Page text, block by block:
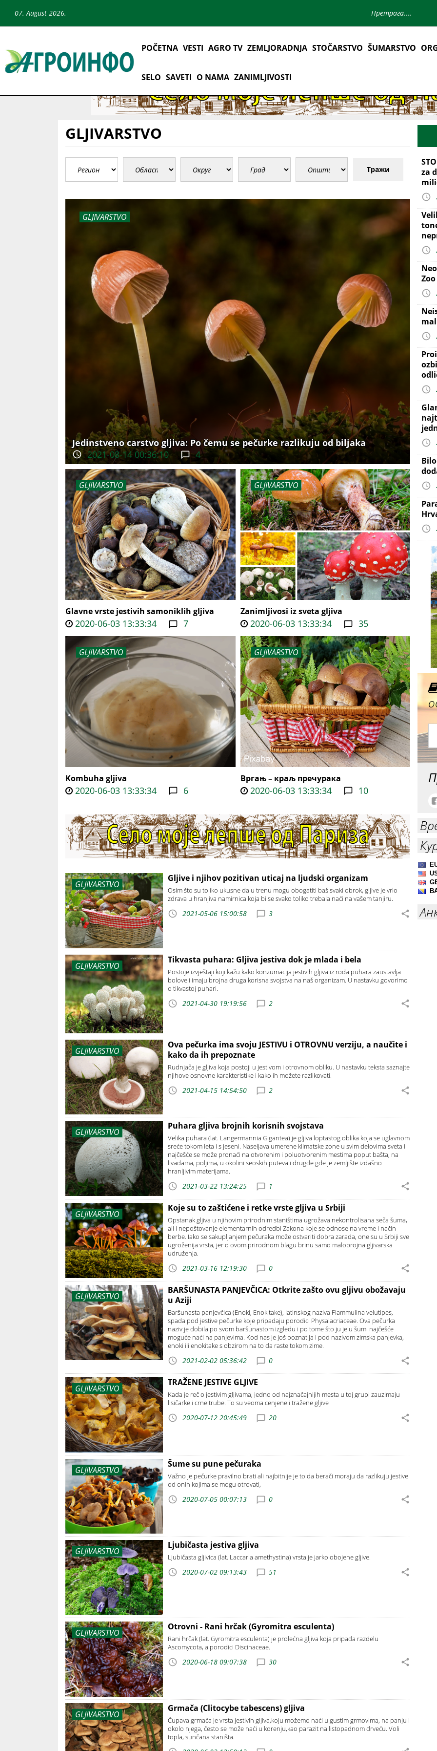
07. August 2026.
POČETNA VESTI AGRO TV ZEMLJORADNJA STOČARSTVO ŠUMARSTVO
SELO SAVETI O NAMA ZANIMLJIVOSTI
GLJIVARSTVO
Тражи
GLJIVARSTVO
Jedinstveno carstvo gljiva: Po čemu se pečurke razlikuju od biljaka
2021-08-14 00:36:10
4
GLJIVARSTVO
Glavne vrste jestivih samoniklih gljiva
2020-06-03 13:33:34 7
GLJIVARSTVO
Zanimljivosi iz sveta gljiva
2020-06-03 13:33:34 35
GLJIVARSTVO
Kombuha gljiva
2020-06-03 13:33:34 6
GLJIVARSTVO
Вргањ – краљ пречурака
2020-06-03 13:33:34 10
GLJIVARSTVO
Gljive i njihov pozitivan uticaj na ljudski organizam
Osim što su toliko ukusne da u trenu mogu obogatiti baš svaki obrok, gljive je vrlo
zdrava u hranjiva namirnica koja bi se svako toliko trebala naći na vašem tanjiru.
2021-05-06 15:00:58 3
GLJIVARSTVO
Tikvasta puhara: Gljiva jestiva dok je mlada i bela
Postoje izvještaji koji kažu kako konzumacija jestivih gljiva iz roda puhara zaustavlja
bolove i imaju brojna druga korisna svojstva na naš organizam. U nastavku govorimo
o tikvastoj puhari.
2021-04-30 19:19:56 2
GLJIVARSTVO
Ova pečurka ima svoju JESTIVU i OTROVNU verziju, a naučite i
kako da ih prepoznate
Rudnjača je gljiva koja postoji u jestivom i otrovnom obliku. U nastavku teksta saznajte
njihove osnovne karakteristike i kako ih možete razlikovati.
2021-04-15 14:54:50 2
GLJIVARSTVO
Puhara gljiva brojnih korisnih svojstava
Velika puhara (lat. Langermannia Gigantea) je gljiva loptastog oblika koja se uglavnom
sreće tokom leta i s jeseni. Naseljava umerene klimatske zone u svim delovima sveta i
najčešće se može pronaći na otvorenim i poluotvorenim mestima poput bašta, na
livadama, poljima, u okolini seoskih puteva i drugde gde je zemljište izdašno
hranljivim materijama.
2021-03-22 13:24:25 1
GLJIVARSTVO
Koje su to zaštićene i retke vrste gljiva u Srbiji
Opstanak gljiva u njihovim prirodnim staništima ugrožava nekontrolisana seča šuma,
ali i nepoštovanje elementarnih odredbi Zakona koje se odnose na vreme i način
berbe. Iako se sakupljanjem pečuraka može ostvariti dobra zarada, one su u Srbiji sve
ugroženija vrsta, jer o ovom prirodnom blagu brinu samo malobrojna gljivarska
udruženja.
2021-03-16 12:19:30 0
GLJIVARSTVO
BARŠUNASTA PANJEVČICA: Otkrite zašto ovu gljivu obožavaju
u Aziji
Baršunasta panjevčica (Enoki, Enokitake), latinskog naziva Flammulina velutipes,
spada pod jestive pečurke koje pripadaju porodici Physalacriaceae. Ova pečurka
naziv je dobila po svom baršunastom izgledu i po tome što ju je u šumi najčešće
moguće naći na panjevima. Kod nas je još poznatija i pod nazivom zimska panjevka,
enoki ili enokitake s obzirom na to da raste tokom zime.
2021-02-02 05:36:42 0
GLJIVARSTVO
TRAŽENE JESTIVE GLJIVE
Kada je reč o jestivim gljivama, jedno od najznačajnijih mesta u toj grupi zauzimaju
lisičarke i crne trube. To su veoma cenjene i tražene gljive
2020-07-12 20:45:49 20
GLJIVARSTVO
Šume su pune pečuraka
Važno je pečurke pravilno brati ali najbitnije je to da berači moraju da razlikuju jestive
od onih kojima se mogu otrovati,
2020-07-05 00:07:13 0
GLJIVARSTVO
Ljubičasta jestiva gljiva
Ljubičasta gljivica (lat. Laccaria amethystina) vrsta je jarko obojene gljive.
2020-07-02 09:13:43 51
GLJIVARSTVO
Otrovni - Rani hrčak (Gyromitra esculenta)
Rani hrčak (lat. Gyromitra esculenta) je prolećna gljiva koja pripada razdelu
Ascomycota, a porodici Discinaceae.
2020-06-18 09:07:38 30
GLJIVARSTVO
Grmača (Clitocybe tabescens) gljiva
Čupava grmača je vrsta jestivih gljiva,koju možemo naći u gustim grmovima, na panju i
okolo njega, često se može naći u korenju,kao parazit na listopadnom drveću. Voli
topla, sunčana staništa.
za